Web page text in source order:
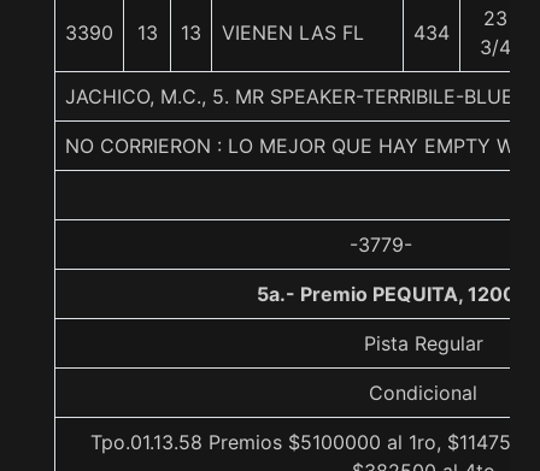
3390 13 13 VIENEN LAS FL 434
23
3/4
JACHICO, M.C., 5. MR SPEAKER-TERRIBILE-
NO CORRIERON : LO MEJOR QUE HAY EMPTY
-3779-
5a.- Premio PEQUITA, 1200
Pista Regular
Condicional
Tpo.01.13.58 Premios $5100000 al 1ro,